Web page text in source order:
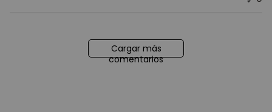
Cargar más
comentarios